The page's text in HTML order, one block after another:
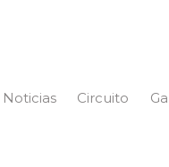
Noticias Circuito